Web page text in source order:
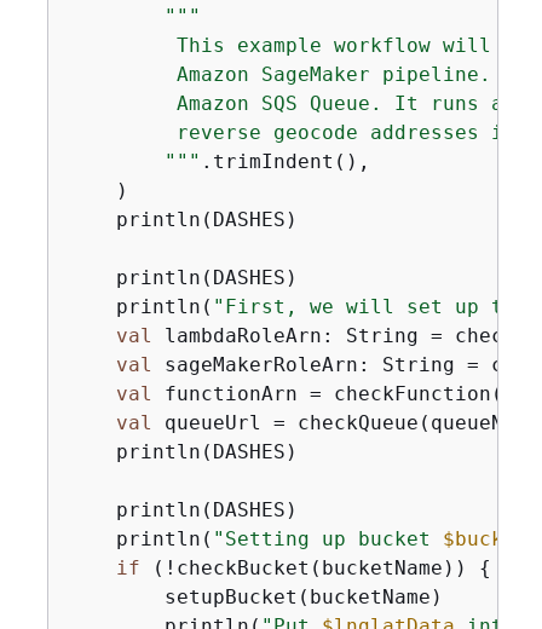
"""
This example workflow will
Amazon SageMaker pipeline.
Amazon SQS Queue. It runs a
reverse geocode addresses in
        """
.trimIndent(),
    )
    println(DASHES)
    println(DASHES)
    println(
"First, we will set up the
val
lambdaRoleArn: String =
val
sageMakerRoleArn: String =
val
functionArn =
val
queueUrl =
    println(DASHES)
    println(DASHES)
    println(
"Setting up bucket
if (!checkBucket(bucketName)) {
        setupBucket(bucketName)